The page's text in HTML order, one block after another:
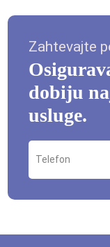
Zahtevajte
dobiju
usluge.